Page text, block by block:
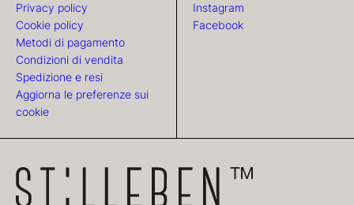
Privacy policy
Cookie policy
Metodi di pagamento
Condizioni di vendita
Spedizione e resi
Aggiorna le preferenze sui
cookie
Instagram
Facebook